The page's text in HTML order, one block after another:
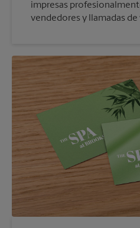
impresas
vendedores y llamadas de